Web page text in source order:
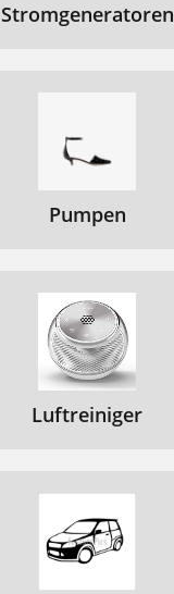
Stromgeneratoren
Pumpen
Luftreiniger